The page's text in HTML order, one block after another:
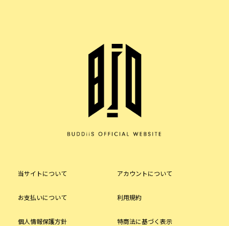
当サイトについて アカウントについて
お支払いについて 利用規約
個人情報保護方針 特商法に基づく表示